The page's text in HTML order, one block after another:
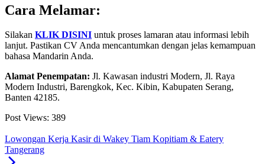
Cara Melamar:
Silakan KLIK DISINI untuk proses lamaran atau informasi lebih
lanjut. Pastikan CV Anda mencantumkan dengan jelas kemampuan
bahasa Mandarin Anda.
Alamat Penempatan: Jl. Kawasan industri Modern, Jl. Raya
Modern Industri, Barengkok, Kec. Kibin, Kabupaten Serang,
Banten 42185.
Post Views: 389
Lowongan Kerja Kasir di Wakey Tiam Kopitiam & Eatery
Tangerang